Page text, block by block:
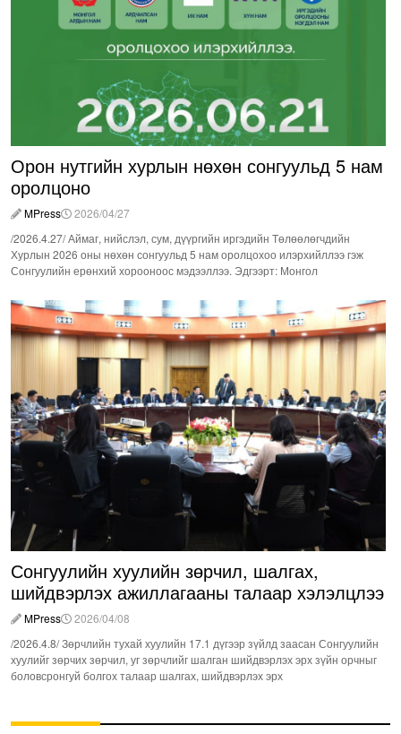
Орон нутгийн хурлын нөхөн сонгуульд 5 нам
оролцоно
MPress
2026/04/27
/2026.4.27/ Аймаг, нийслэл, сум, дүүргийн иргэдийн Төлөөлөгчдийн
Хурлын 2026 оны нөхөн сонгуульд 5 нам оролцохоо илэрхийллээ гэж
Сонгуулийн ерөнхий хорооноос мэдээллээ. Эдгээрт: Монгол
Сонгуулийн хуулийн зөрчил, шалгах,
шийдвэрлэх ажиллагааны талаар хэлэлцлээ
MPress
2026/04/08
/2026.4.8/ Зөрчлийн тухай хуулийн 17.1 дүгээр зүйлд заасан Сонгуулийн
хуулийг зөрчих зөрчил, уг зөрчлийг шалган шийдвэрлэх эрх зүйн орчныг
боловсронгуй болгох талаар шалгах, шийдвэрлэх эрх